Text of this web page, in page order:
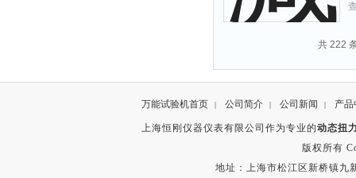
共 222
万能试验机首页 | 公司简介 | 公司新闻 | 产品
上海恒刚仪器仪表有限公司作为专业的动态扭
版权所有
地址：上海市松江区新桥镇九